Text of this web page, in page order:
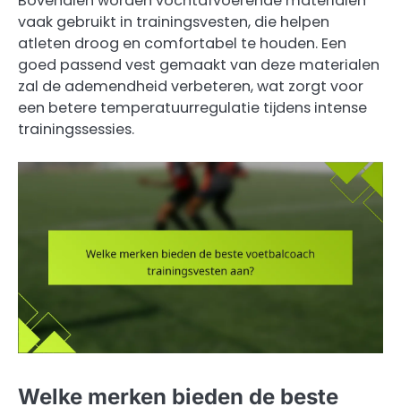
vaak gebruikt in trainingsvesten, die helpen
atleten droog en comfortabel te houden. Een
goed passend vest gemaakt van deze materialen
zal de ademendheid verbeteren, wat zorgt voor
een betere temperatuurregulatie tijdens intense
trainingssessies.
Welke merken bieden de beste